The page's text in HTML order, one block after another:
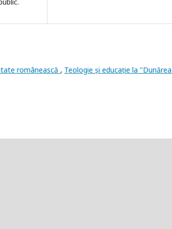
românească , Teologie și educație la